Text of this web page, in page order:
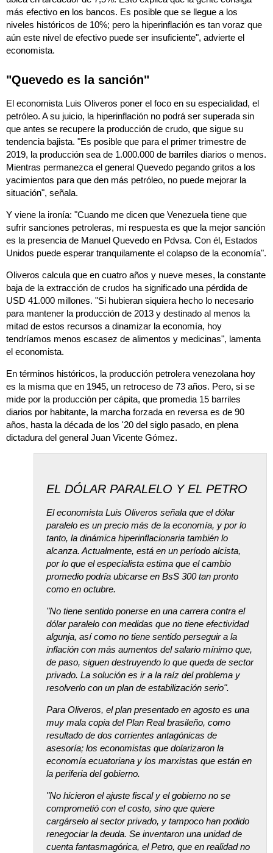
más efectivo en los bancos. Es posible que se llegue a los
niveles históricos de 10%; pero la hiperinflación es tan voraz que
aún este nivel de efectivo puede ser insuficiente", advierte el
economista.
"Quevedo es la sanción"
El economista Luis Oliveros poner el foco en su especialidad, el
petróleo. A su juicio, la hiperinflación no podrá ser superada sin
que antes se recupere la producción de crudo, que sigue su
tendencia bajista. "Es posible que para el primer trimestre de
2019, la producción sea de 1.000.000 de barriles diarios o menos.
Mientras permanezca el general Quevedo pegando gritos a los
yacimientos para que den más petróleo, no puede mejorar la
situación", señala.
Y viene la ironía: "Cuando me dicen que Venezuela tiene que
sufrir sanciones petroleras, mi respuesta es que la mejor sanción
es la presencia de Manuel Quevedo en Pdvsa. Con él, Estados
Unidos puede esperar tranquilamente el colapso de la economía".
Oliveros calcula que en cuatro años y nueve meses, la constante
baja de la extracción de crudos ha significado una pérdida de
USD 41.000 millones. "Si hubieran siquiera hecho lo necesario
para mantener la producción de 2013 y destinado al menos la
mitad de estos recursos a dinamizar la economía, hoy
tendríamos menos escasez de alimentos y medicinas", lamenta
el economista.
En términos históricos, la producción petrolera venezolana hoy
es la misma que en 1945, un retroceso de 73 años. Pero, si se
mide por la producción per cápita, que promedia 15 barriles
diarios por habitante, la marcha forzada en reversa es de 90
años, hasta la década de los '20 del siglo pasado, en plena
dictadura del general Juan Vicente Gómez.
EL DÓLAR PARALELO Y EL PETRO
El economista Luis Oliveros señala que el dólar
paralelo es un precio más de la economía, y por lo
tanto, la dinámica hiperinflacionaria también lo
alcanza. Actualmente, está en un período alcista,
por lo que el especialista estima que el cambio
promedio podría ubicarse en BsS 300 tan pronto
como en octubre.
"No tiene sentido ponerse en una carrera contra el
dólar paralelo con medidas que no tiene efectividad
algunja, así como no tiene sentido perseguir a la
inflación con más aumentos del salario mínimo que,
de paso, siguen destruyendo lo que queda de sector
privado. La solución es ir a la raíz del problema y
resolverlo con un plan de estabilización serio".
Para Oliveros, el plan presentado en agosto es una
muy mala copia del Plan Real brasileño, como
resultado de dos corrientes antagónicas de
asesoría; los economistas que dolarizaron la
economía ecuatoriana y los marxistas que están en
la periferia del gobierno.
"No hicieron el ajuste fiscal y el gobierno no se
comprometió con el costo, sino que quiere
cargárselo al sector privado, y tampoco han podido
renegociar la deuda. Se inventaron una unidad de
cuenta fantasmagórica, el Petro, que en realidad no